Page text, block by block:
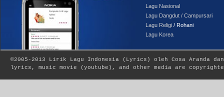
Lagu Nasional
Lagu Dangdut / Campursari
Lagu Religi / Rohani
Lagu Korea
©2005-2013 Lirik Lagu Indonesia ( Lyrics ) oleh Cosa Aranda
lyrics, music movie (youtube), and other media are